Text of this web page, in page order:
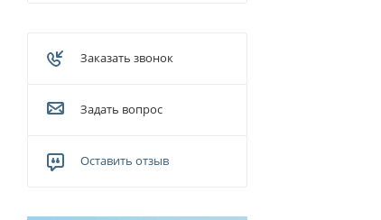
Заказать звонок
Задать вопрос
Оставить отзыв